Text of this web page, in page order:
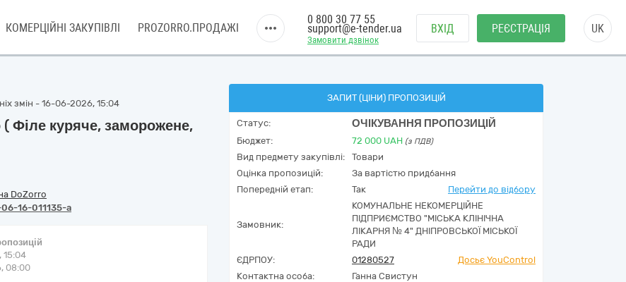
КОМЕРЦІЙНІ ЗАКУПІВЛІ PROZORRO.ПРОДАЖІ
Замовити дзвінок
0 800 30 77 55
support@e-tender.ua ВХІД РЕЄСТРАЦІЯ UK
змін - 16-06-2026, 15:04
Філе куряче, заморожене,
DoZorro
16-011135-a
15:04
08:00
ЗАПИТ (ЦІНИ) ПРОПОЗИЦІЙ
Статус: ОЧІКУВАННЯ ПРОПОЗИЦІЙ
Бюджет: 72 000 UAH (з ПДВ)
Вид предмету закупівлі:
Товари
Оцінка пропозицій:
За вартістю придбання
Попередній етап:
Так Перейти до відбору
Замовник:
КОМУНАЛЬНЕ НЕКОМЕРЦІЙНЕ
ПІДПРИЄМСТВО "МІСЬКА КЛІНІЧНА
ЛІКАРНЯ № 4" ДНІПРОВСЬКОЇ МІСЬКОЇ
РАДИ
ЄДРПОУ:
01280527
Досьє YouControl
Контактна особа:
Ганна Свистун